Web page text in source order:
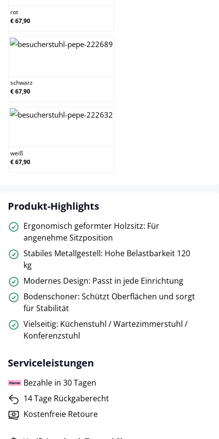
rot
€ 67,90
schwarz
€ 67,90
weiß
€ 67,90
Produkt-Highlights
Ergonomisch geformter Holzsitz: Für
angenehme Sitzposition
Stabiles Metallgestell: Hohe Belastbarkeit 120
kg
Modernes Design: Passt in jede Einrichtung
Bodenschoner: Schützt Oberflächen und sorgt
für Stabilität
Vielseitig: Küchenstuhl / Wartezimmerstuhl /
Konferenzstuhl
Serviceleistungen
Bezahle in 30 Tagen
14 Tage Rückgaberecht
Kostenfreie Retoure